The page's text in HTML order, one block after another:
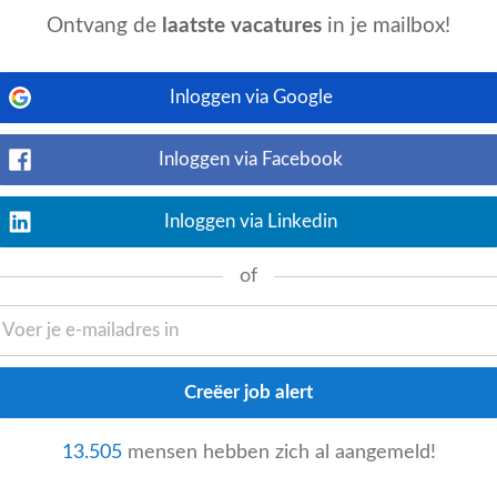
schoon en netjes • enthousiast en
- schiphol, noord-holland, nl
event_available vandaag
aan de counter, bereid verse gerechten
met je team voor snelle service en
voor Museum De Lakenhal.
avonds. Spreek je Nederlands en heb
Ontvang de laatste vacatures in je mailbox!
Inloggen via Google
Inloggen via Facebook
Inloggen via Linkedin
of
13.505mensen hebben zich al aangemeld!